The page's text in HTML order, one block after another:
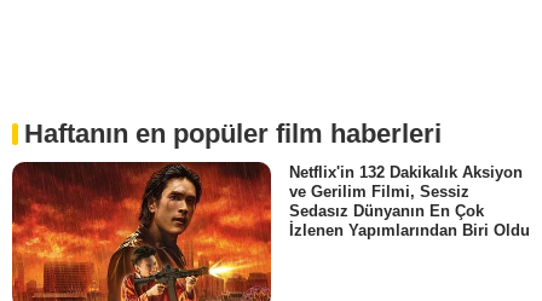
Haftanın en popüler film haberleri
Netflix'in 132 Dakikalık Aksiyon
ve Gerilim Filmi, Sessiz
Sedasız Dünyanın En Çok
İzlenen Yapımlarından Biri Oldu